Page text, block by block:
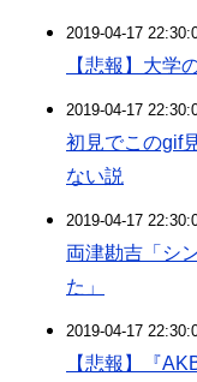
2019-04-17
【悲報】大学
2019-04-17
初見でこのgif
ない説
2019-04-17
両津勘吉「シ
た」
2019-04-17
【悲報】『